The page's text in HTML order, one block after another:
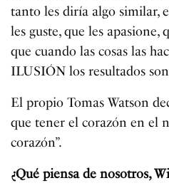
tanto les diría algo similar,
les guste, que les apasione,
que cuando las cosas las
ILUSIÓN los resultados
El propio Tomas Watson
que tener el corazón en el
corazón”.
¿Qué piensa de nosotros,